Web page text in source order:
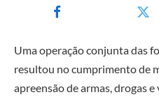
Uma operação conjunta das
resultou no cumprimento de
apreensão de armas, drogas